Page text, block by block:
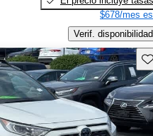
$678/mes
Verif. disponibilidad